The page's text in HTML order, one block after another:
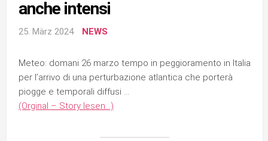
anche intensi
25. März 2024 NEWS
Meteo: domani 26 marzo tempo in peggioramento in Italia
per l’arrivo di una perturbazione atlantica che porterà
piogge e temporali diffusi …
(Orginal – Story lesen…)